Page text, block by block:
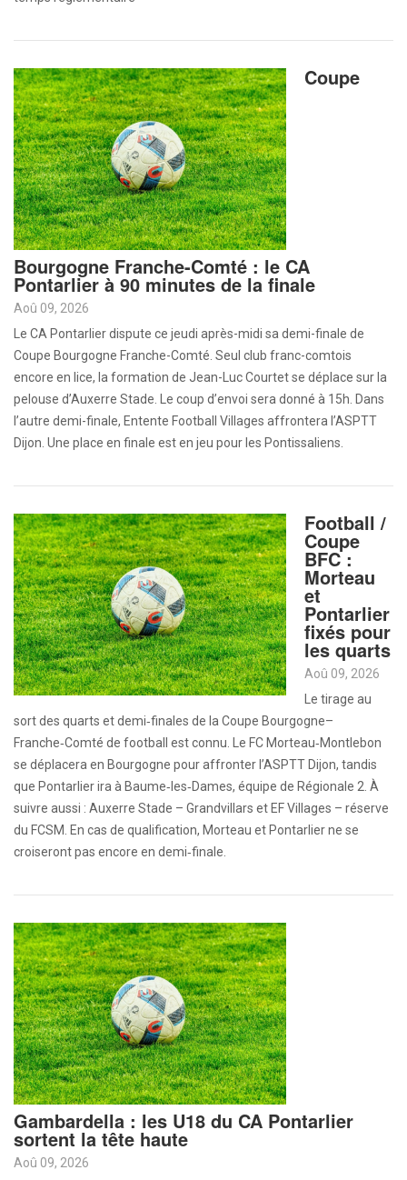
Coupe
Bourgogne Franche-Comté : le CA
Pontarlier à 90 minutes de la finale
Aoû 09, 2026
Le CA Pontarlier dispute ce jeudi après-midi sa demi-finale de
Coupe Bourgogne Franche-Comté. Seul club franc-comtois
encore en lice, la formation de Jean-Luc Courtet se déplace sur la
pelouse d’Auxerre Stade. Le coup d’envoi sera donné à 15h. Dans
l’autre demi-finale, Entente Football Villages affrontera l’ASPTT
Dijon. Une place en finale est en jeu pour les Pontissaliens.
Football /
Coupe
BFC :
Morteau
et
Pontarlier
fixés pour
les quarts
Aoû 09, 2026
Le tirage au
sort des quarts et demi‑finales de la Coupe Bourgogne–
Franche‑Comté de football est connu. Le FC Morteau‑Montlebon
se déplacera en Bourgogne pour affronter l’ASPTT Dijon, tandis
que Pontarlier ira à Baume‑les‑Dames, équipe de Régionale 2. À
suivre aussi : Auxerre Stade – Grandvillars et EF Villages – réserve
du FCSM. En cas de qualification, Morteau et Pontarlier ne se
croiseront pas encore en demi‑finale.
Gambardella : les U18 du CA Pontarlier
sortent la tête haute
Aoû 09, 2026